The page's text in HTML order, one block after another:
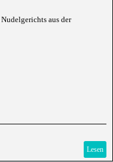
aus der
Lesen